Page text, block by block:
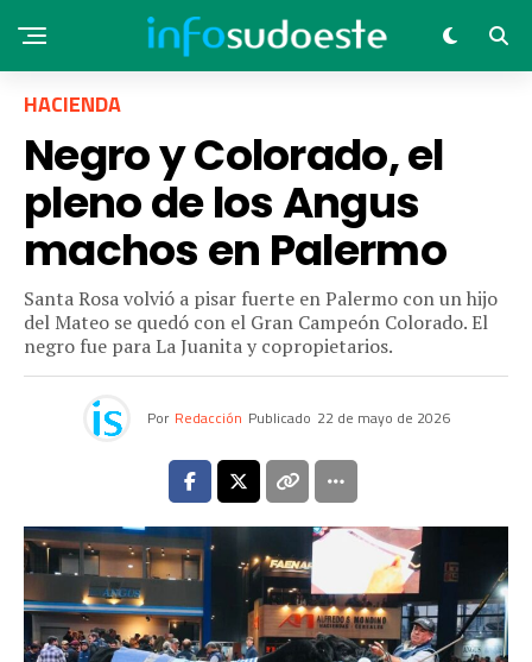
HACIENDA
Negro y Colorado, el
pleno de los Angus
machos en Palermo
Santa Rosa volvió a pisar fuerte en Palermo con un hijo
del Mateo se quedó con el Gran Campeón Colorado. El
negro fue para La Juanita y copropietarios.
Por Redacción Publicado 22 de mayo de 2026